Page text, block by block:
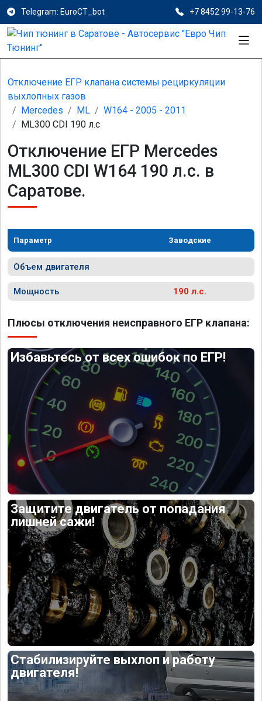
Telegram: EuroCT_bot +7 8452 99-13-76
Отключение ЕГР клапана системы рециркуляции
выхлопных газов
Mercedes
ML
W164 - 2005 - 2011
ML300 CDI 190 л.с
Отключение ЕГР Mercedes
ML300 CDI W164 190 л.с. в
Саратове.
Параметр Заводские
Объем двигателя
Мощность 190 л.с.
Плюсы отключения неисправного ЕГР клапана:
Избавьтесь от всех ошибок по ЕГР!
Защитите двигатель от попадания
лишней сажи!
Стабилизируйте выхлоп и работу
двигателя!